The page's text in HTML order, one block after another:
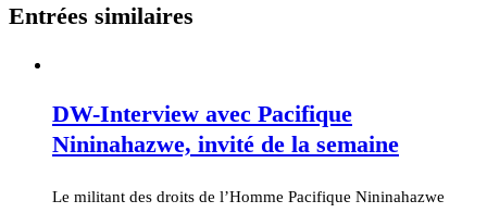
Entrées similaires
DW-Interview avec Pacifique
Nininahazwe, invité de la semaine
Le militant des droits de l’Homme Pacifique Nininahazwe